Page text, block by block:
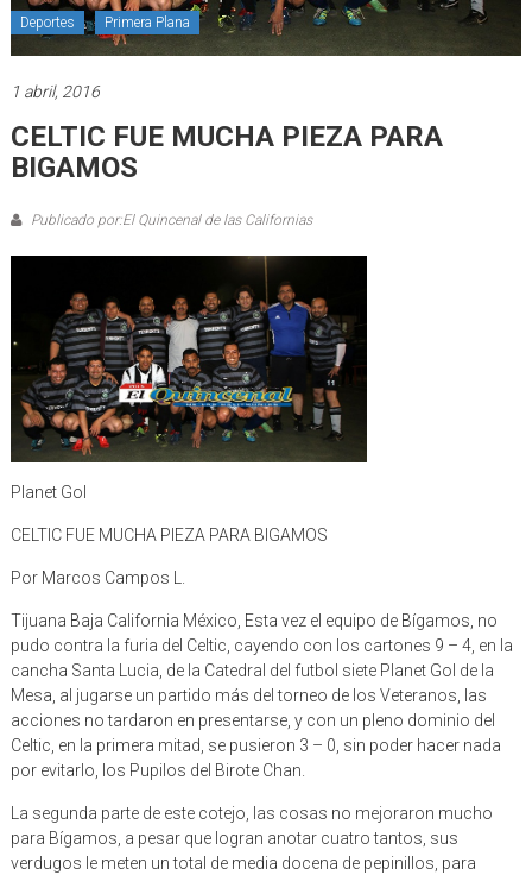
Deportes Primera Plana
1 abril, 2016
CELTIC FUE MUCHA PIEZA PARA
BIGAMOS
Publicado por:El Quincenal de las Californias
Planet Gol
CELTIC FUE MUCHA PIEZA PARA BIGAMOS
Por Marcos Campos L.
Tijuana Baja California México, Esta vez el equipo de Bígamos, no
pudo contra la furia del Celtic, cayendo con los cartones 9 – 4, en la
cancha Santa Lucia, de la Catedral del futbol siete Planet Gol de la
Mesa, al jugarse un partido más del torneo de los Veteranos, las
acciones no tardaron en presentarse, y con un pleno dominio del
Celtic, en la primera mitad, se pusieron 3 – 0, sin poder hacer nada
por evitarlo, los Pupilos del Birote Chan.
La segunda parte de este cotejo, las cosas no mejoraron mucho
para Bígamos, a pesar que logran anotar cuatro tantos, sus
verdugos le meten un total de media docena de pepinillos, para